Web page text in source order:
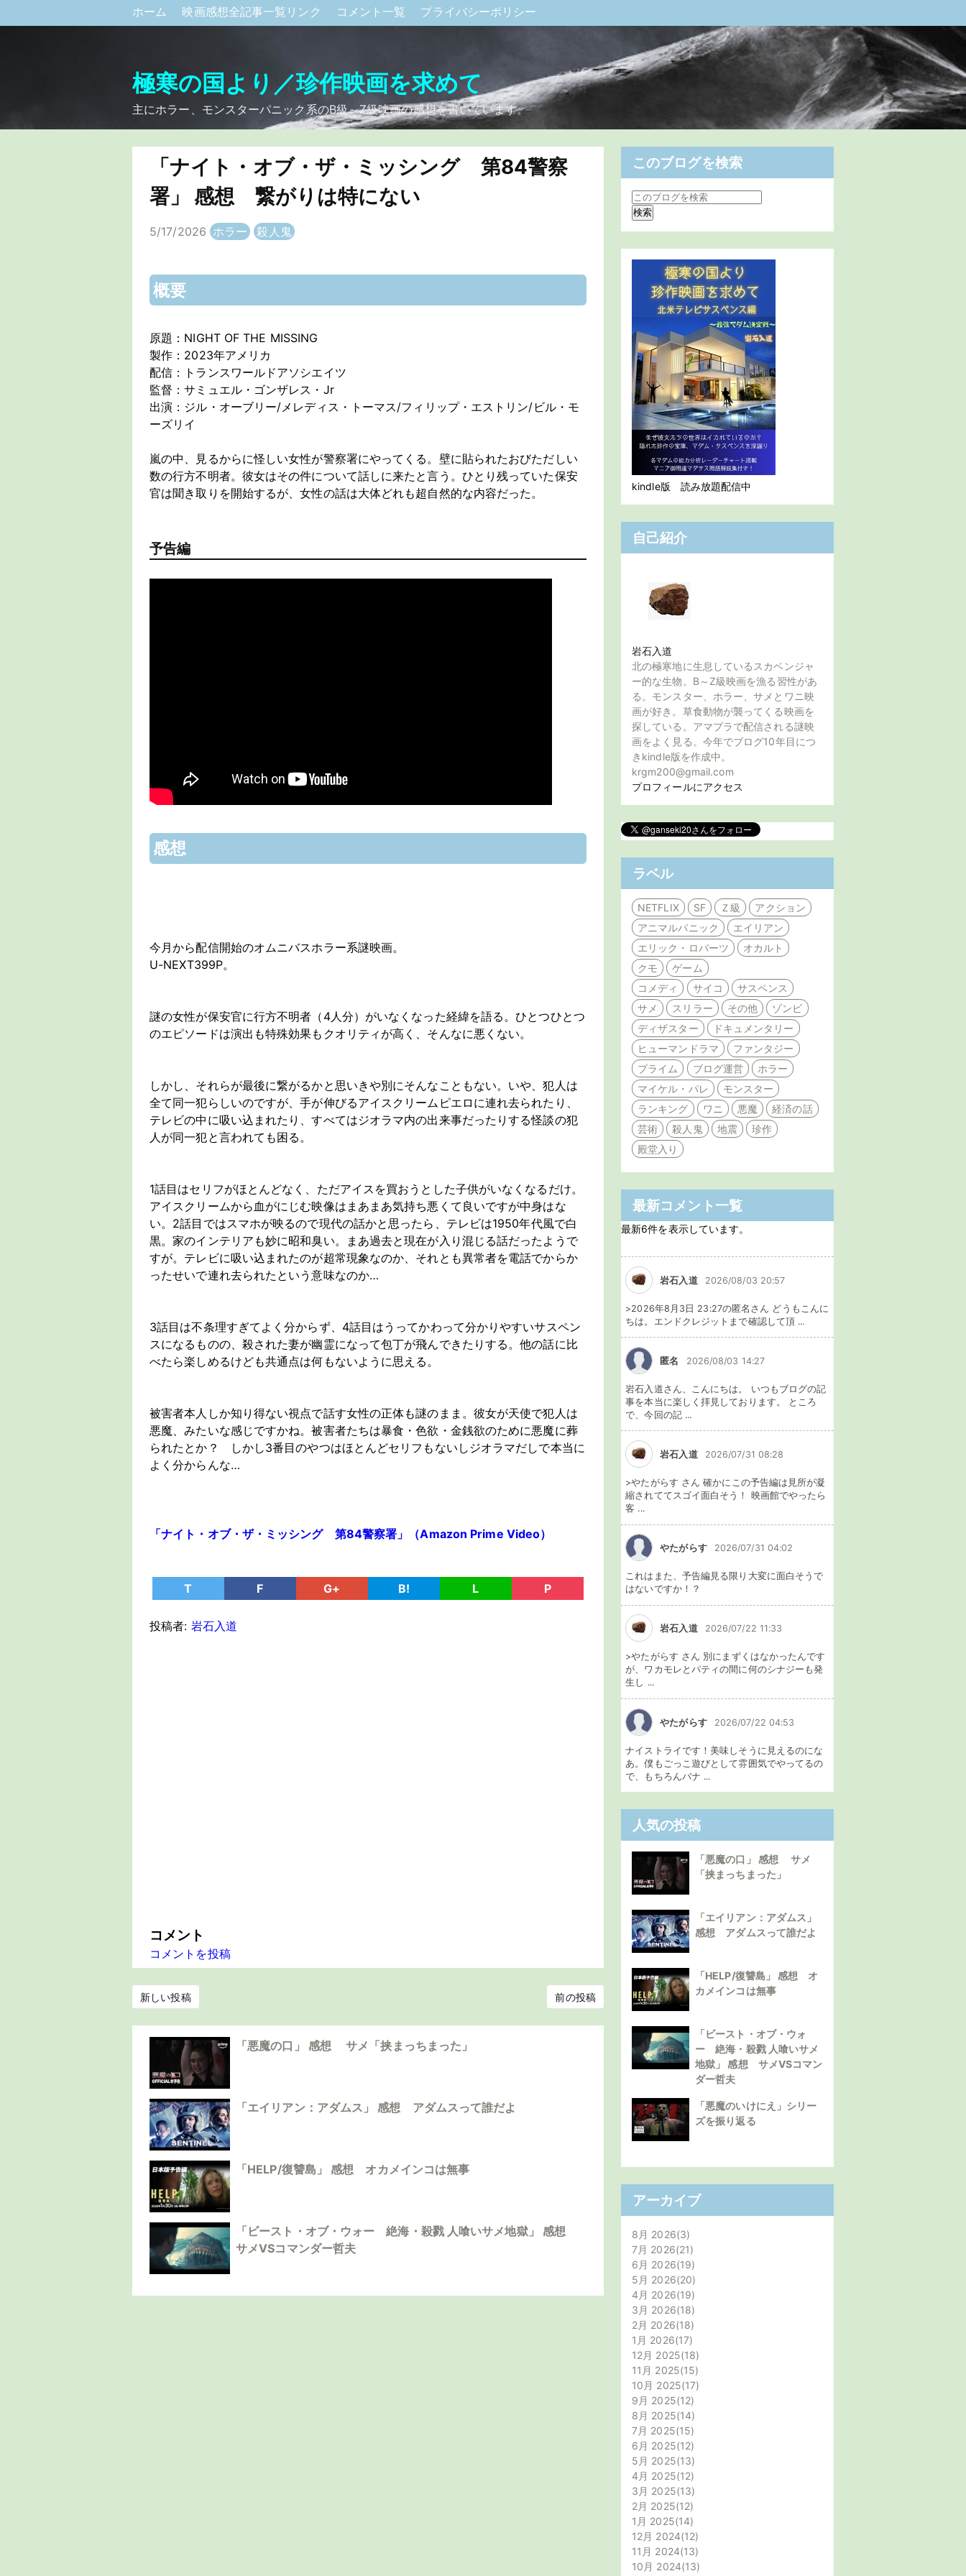
ホーム 映画感想全記事一覧リンク コメント一覧 プライバシーポリシー
極寒の国より／珍作映画を求めて
主にホラー、モンスターパニック系のB級～Z級映画の感想を書いています。
「ナイト・オブ・ザ・ミッシング 第84警察
署」 感想 繋がりは特にない
5/17/2026 ホラー 殺人鬼
概要
原題：NIGHT OF THE MISSING
製作：2023年アメリカ
配信：トランスワールドアソシエイツ
監督：サミュエル・ゴンザレス・Jr
出演：ジル・オーブリー/メレディス・トーマス/フィリップ・エストリン/ビル・モ
ーズリイ
嵐の中、見るからに怪しい女性が警察署にやってくる。壁に貼られたおびただしい
数の行方不明者。彼女はその件について話しに来たと言う。ひとり残っていた保安
官は聞き取りを開始するが、女性の話は大体どれも超自然的な内容だった。
予告編
感想
今月から配信開始のオムニバスホラー系謎映画。
U-NEXT399P。
謎の女性が保安官に行方不明者（4人分）がいなくなった経緯を語る。ひとつひとつ
のエピソードは演出も特殊効果もクオリティが高く、そんなに悪くない。
しかし、それらが最後に繋がるかと思いきや別にそんなこともない。いや、犯人は
全て同一犯らしいのですが、手が伸びるアイスクリームピエロに連れ去られたり、
テレビの中に吸い込まれたり、すべてはジオラマ内の出来事だったりする怪談の犯
人が同一犯と言われても困る。
1話目はセリフがほとんどなく、ただアイスを買おうとした子供がいなくなるだけ。
アイスクリームから血がにじむ映像はまあまあ気持ち悪くて良いですが中身はな
い。2話目ではスマホが映るので現代の話かと思ったら、テレビは1950年代風で白
黒。家のインテリアも妙に昭和臭い。まあ過去と現在が入り混じる話だったようで
すが。テレビに吸い込まれたのが超常現象なのか、それとも異常者を電話でからか
ったせいで連れ去られたという意味なのか…
3話目は不条理すぎてよく分からず、4話目はうってかわって分かりやすいサスペン
スになるものの、殺された妻が幽霊になって包丁が飛んできたりする。他の話に比
べたら楽しめるけども共通点は何もないように思える。
被害者本人しか知り得ない視点で話す女性の正体も謎のまま。彼女が天使で犯人は
悪魔、みたいな感じですかね。被害者たちは暴食・色欲・金銭欲のために悪魔に葬
られたとか？ しかし3番目のやつはほとんどセリフもないしジオラマだしで本当に
よく分からんな…
「ナイト・オブ・ザ・ミッシング 第84警察署」（Amazon Prime Video）
T F G+ B! L P
投稿者: 岩石入道
コメント
コメントを投稿
新しい投稿 前の投稿
「悪魔の口」 感想 サメ「挟まっちまった」
「エイリアン：アダムス」 感想 アダムスって誰だよ
「HELP/復讐島」 感想 オカメインコは無事
「ビースト・オブ・ウォー 絶海・殺戮 人喰いサメ地獄」 感想
サメVSコマンダー哲夫
このブログを検索
kindle版 読み放題配信中
自己紹介
岩石入道
北の極寒地に生息しているスカベンジャ
ー的な生物。B～Z級映画を漁る習性があ
る。モンスター、ホラー、サメとワニ映
画が好き。草食動物が襲ってくる映画を
探している。アマプラで配信される謎映
画をよく見る。今年でブログ10年目につ
きkindle版を作成中。
krgm200@gmail.com
プロフィールにアクセス
ラベル
NETFLIX SF Ｚ級
アクション
アニマルパニック
エイリアン
エリック・ロバーツ
オカルト
クモ
ゲーム
コメディ
サイコ
サスペンス
サメ
スリラー その他
ゾンビ
ディザスター
ドキュメンタリー
ヒューマンドラマ
ファンタジー
プライム
ブログ運営
ホラー
マイケル・パレ
モンスター
ランキング
ワニ 悪魔
経済の話
芸術
殺人鬼 地震
珍作
殿堂入り
最新コメント一覧
最新6件を表示しています。
岩石入道 2026/08/03 20:57
>2026年8月3日 23:27の匿名さん どうもこんに
ちは。エンドクレジットまで確認して頂 ...
匿名 2026/08/03 14:27
岩石入道さん、こんにちは。 いつもブログの記
事を本当に楽しく拝見しております。 ところ
で、今回の記 ...
岩石入道 2026/07/31 08:28
>やたがらす さん 確かにこの予告編は見所が凝
縮されててスゴイ面白そう！ 映画館でやったら
客 ...
やたがらす 2026/07/31 04:02
これはまた、予告編見る限り大変に面白そうで
はないですか！？
岩石入道 2026/07/22 11:33
>やたがらす さん 別にまずくはなかったんです
が、ワカモレとパティの間に何のシナジーも発
生し ...
やたがらす 2026/07/22 04:53
ナイストライです！美味しそうに見えるのにな
あ。僕もごっこ遊びとして雰囲気でやってるの
で、もちろんバナ ...
人気の投稿
「悪魔の口」 感想 サメ
「挟まっちまった」
「エイリアン：アダムス」
感想 アダムスって誰だよ
「HELP/復讐島」 感想 オ
カメインコは無事
「ビースト・オブ・ウォ
ー 絶海・殺戮 人喰いサメ
地獄」 感想 サメVSコマン
ダー哲夫
「悪魔のいけにえ」シリー
ズを振り返る
アーカイブ
8月 2026 3
7月 2026 21
6月 2026 19
5月 2026 20
4月 2026 19
3月 2026 18
2月 2026 18
1月 2026 17
12月 2025 18
11月 2025 15
10月 2025 17
9月 2025 12
8月 2025 14
7月 2025 15
6月 2025 12
5月 2025 13
4月 2025 12
3月 2025 13
2月 2025 12
1月 2025 14
12月 2024 12
11月 2024 13
10月 2024 13